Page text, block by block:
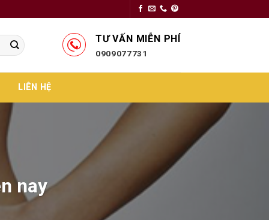
TƯ VẤN MIỄN PHÍ
0909077731
LIÊN HỆ
nay